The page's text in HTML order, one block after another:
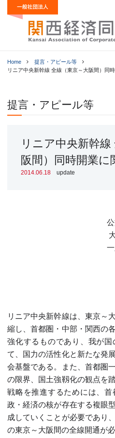
Home
提言・アピール等
リニア中央新幹線 全線（東京～大阪間）同
提言・アピール等
リニア中央新幹
阪間）同時開業に
2014.06.18 update
リニア中央新幹線は、東京～
縮し、首都圏・中部・関西の
強化するものであり、我が
て、国力の活性化と新たな発
会基盤である。また、首都圏
の限界、国土強靱化の観点を
戦略を推進するためには、
政・経済の核が存在する複眼
成していくことが必要であり
の東京～大阪間の全線開通が